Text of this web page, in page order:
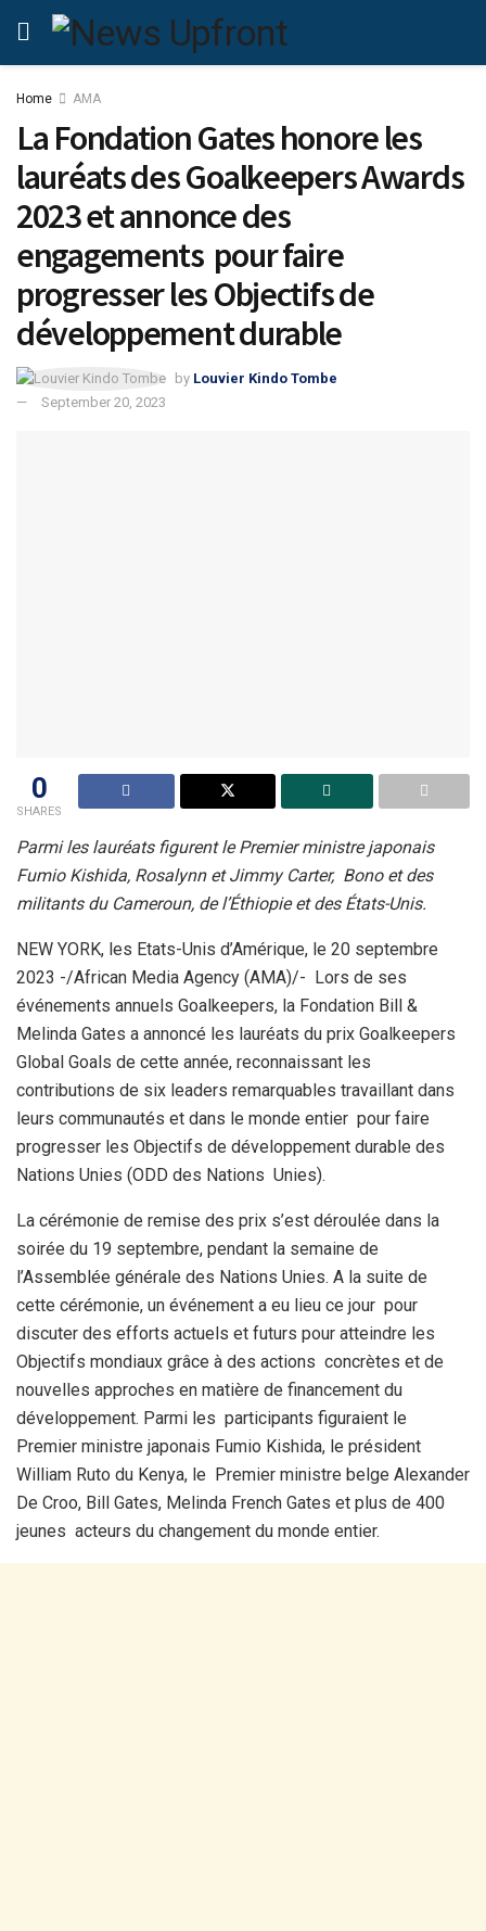
Home AMA
La Fondation Gates honore les
lauréats des Goalkeepers Awards
2023 et annonce des
engagements pour faire
progresser les Objectifs de
développement durable
by Louvier Kindo Tombe
September 20, 2023
0
SHARES
Parmi les lauréats figurent le Premier ministre japonais
Fumio Kishida, Rosalynn et Jimmy Carter, Bono et des
militants du Cameroun, de l’Éthiopie et des États-Unis.
NEW YORK, les Etats-Unis d’Amérique, le 20 septembre
2023 -/African Media Agency (AMA)/- Lors de ses
événements annuels Goalkeepers, la Fondation Bill &
Melinda Gates a annoncé les lauréats du prix Goalkeepers
Global Goals de cette année, reconnaissant les
contributions de six leaders remarquables travaillant dans
leurs communautés et dans le monde entier pour faire
progresser les Objectifs de développement durable des
Nations Unies (ODD des Nations Unies).
La cérémonie de remise des prix s’est déroulée dans la
soirée du 19 septembre, pendant la semaine de
l’Assemblée générale des Nations Unies. A la suite de
cette cérémonie, un événement a eu lieu ce jour pour
discuter des efforts actuels et futurs pour atteindre les
Objectifs mondiaux grâce à des actions concrètes et de
nouvelles approches en matière de financement du
développement. Parmi les participants figuraient le
Premier ministre japonais Fumio Kishida, le président
William Ruto du Kenya, le Premier ministre belge Alexander
De Croo, Bill Gates, Melinda French Gates et plus de 400
jeunes acteurs du changement du monde entier.